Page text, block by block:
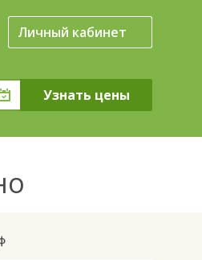
Личный кабинет